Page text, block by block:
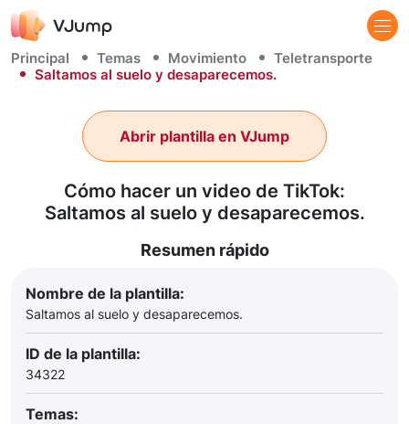
Principal Temas Movimiento
Teletransporte
Saltamos al suelo y desaparecemos.
Cómo hacer un video de TikTok:
Saltamos al suelo y desaparecemos.
Abrir plantilla en VJump
Resumen rápido
Nombre de la plantilla:
Saltamos al suelo y desaparecemos.
ID de la plantilla:
34322
Temas: